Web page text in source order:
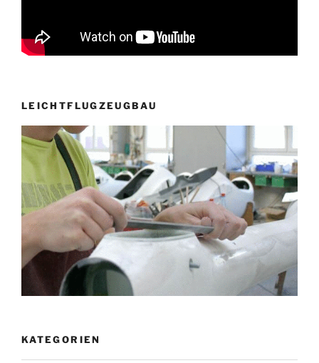
LEICHTFLUGZEUGBAU
KATEGORIEN